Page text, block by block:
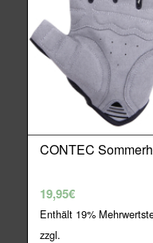
CONTEC
19,95€
Enthält 19%
zzgl.